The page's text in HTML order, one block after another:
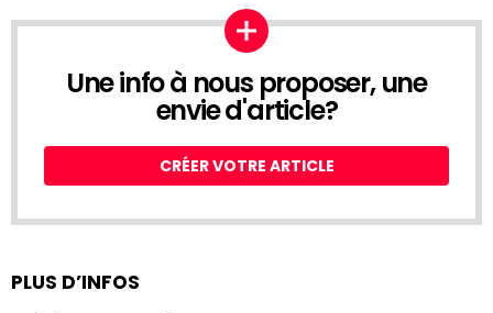
Une info à nous proposer, une
envie d'article?
CRÉER VOTRE ARTICLE
PLUS D’INFOS